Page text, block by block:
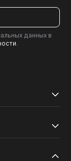
данных в
.